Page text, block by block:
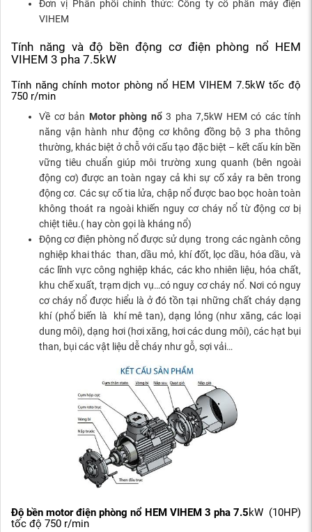
Đơn vị Phân phối chính thức: Công ty cổ phần máy điện
VIHEM
Tính năng và độ bền động cơ điện phòng nổ HEM
VIHEM 3 pha 7.5kW
Tính năng chính motor phòng nổ HEM VIHEM 7.5kW tốc độ
750 r/min
Về cơ bản Motor phòng nổ3 pha 7,5kW HEM có các tính
năng vận hành như động cơ không đồng bộ 3 pha thông
thường, khác biệt ở chỗ với cấu tạo đặc biệt – kết cấu kín bền
vững tiêu chuẩn giúp môi trường xung quanh (bên ngoài
động cơ) được an toàn ngay cả khi sự cố xảy ra bên trong
động cơ. Các sự cố tia lửa, chập nổ được bao bọc hoàn toàn
không thoát ra ngoài khiến nguy cơ cháy nổ từ động cơ bị
chiệt tiêu.( hay còn gọi là kháng nổ)
Động cơ điện phòng nổ được sử dụng trong các ngành công
nghiệp khai thác than, dầu mỏ, khí đốt, lọc dầu, hóa dầu, và
các lĩnh vực công nghiệp khác, các kho nhiên liệu, hóa chất,
khu chế xuất, trạm dịch vụ…có nguy cơ cháy nổ. Nơi có nguy
cơ cháy nổ được hiểu là ở đó tồn tại những chất cháy dạng
khí (phổ biến là khí mê tan), dạng lỏng (như xăng, các loại
dung môi), dạng hơi (hơi xăng, hơi các dung môi), các hạt bụi
than, bụi các vật liệu dễ cháy như gỗ, sợi vải…
Độ bền motor điện phòng nổ HEM VIHEM 3 pha 7.5kW (10HP)
tốc độ 750 r/min